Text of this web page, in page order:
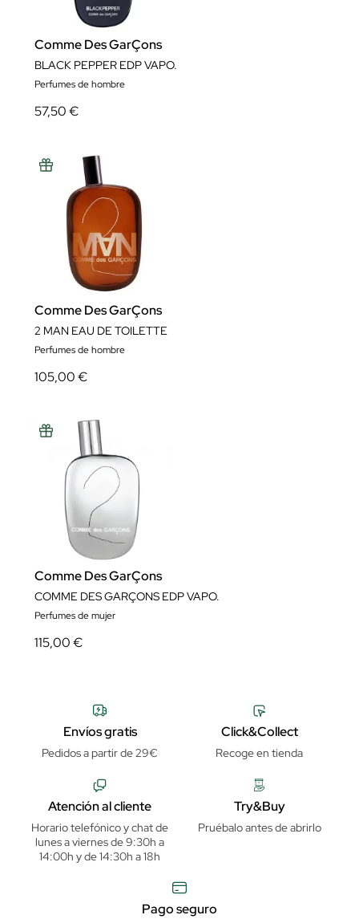
Comme Des GarÇons
BLACK PEPPER EDP VAPO.
Perfumes de hombre
57,50 €
Comme Des GarÇons
2 MAN EAU DE TOILETTE
Perfumes de hombre
105,00 €
Comme Des GarÇons
COMME DES GARÇONS EDP VAPO.
Perfumes de mujer
115,00 €
Envíos gratis
Pedidos a partir de 29€
Click&Collect
Recoge en tienda
Atención al cliente
Horario telefónico y chat de
lunes a viernes de 9:30h a
14:00h y de 14:30h a 18h
Try&Buy
Pruébalo antes de abrirlo
Pago seguro